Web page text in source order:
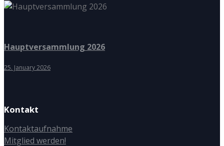
Hauptversammlung 2026
25. January 2026
Kontakt
Kontaktaufnahme
Mitglied werden!